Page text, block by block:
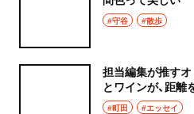
#守谷 #散歩
担当編集が推す
とワインが、距離
飯diary】
#町田 #エッセイ